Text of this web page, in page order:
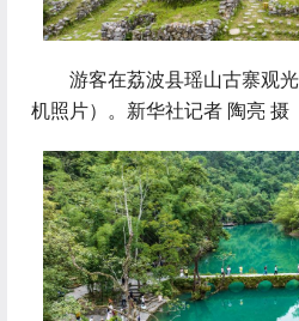
游客在荔波县瑶山古寨观光
机照片）。新华社记者 陶亮 摄